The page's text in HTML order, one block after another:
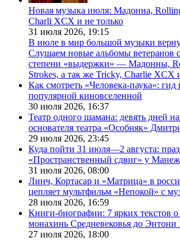
Новая музыка июля: Мадонна,
Charli XCX и не только
31 июля 2026, 19:15
В июле в мир большой музыки
Слушаем новые альбомы ветеранов
степени «выдержки» — Мадонны,
Strokes, а так же Tricky, Charlie XCX
Как смотреть «Человека-паука»:
популярной киновселенной
30 июля 2026, 16:37
Театр одного шамана: девять дней
основателя театра «Особняк»
29 июля 2026, 23:45
Куда пойти 31 июля—2 августа:
«Пространственный сдвиг» у
31 июля 2026, 08:00
Линч, Кортасар и «Матрица» в
цепляет мультфильм «Непокой» с
28 июля 2026, 16:59
Книги-биографии: 7 ярких текстов
монахинь Средневековья до Энтони
27 июля 2026, 18:00